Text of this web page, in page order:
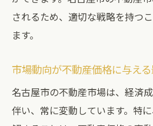
されるため、適切な戦略を持つ
ます。
市場動向が不動産価格に与え
名古屋市の不動産市場は、経済
伴い、常に変動しています。特